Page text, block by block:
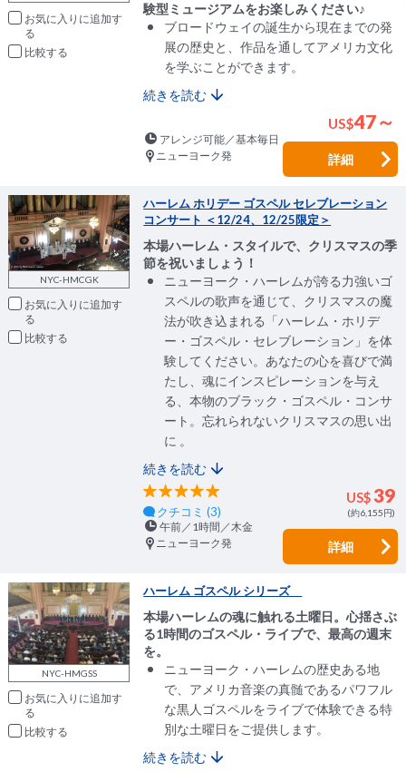
お気に入りに追加
比較
験型ミュージアムをお楽しみください♪
ブロードウェイの誕生から現在までの発
展の歴史と、作品を通してアメリカ文化
を学ぶことができます。
続きを読む
US$47～
アレンジ可能／基本毎日
ニューヨーク発
詳細
NYC-HMCGK
お気に入りに追加
比較
ハーレム ホリデー ゴスペル セレブレーション
コンサート ＜12/24、12/25限定＞
本場ハーレム・スタイルで、クリスマスの季
節を祝いましょう！
ニューヨーク・ハーレムが誇る力強いゴ
スペルの歌声を通じて、クリスマスの魔
法が吹き込まれる「ハーレム・ホリデ
ー・ゴスペル・セレブレーション」を体
験してください。あなたの心を喜びで満
たし、魂にインスピレーションを与え
る、本物のブラック・ゴスペル・コンサ
ート。忘れられないクリスマスの思い出
に 。
続きを読む
クチコミ (3)
US$39
(約6,155円)
午前／1時間／木金
ニューヨーク発
詳細
NYC-HMGSS
お気に入りに追加
比較
ハーレム ゴスペル シリーズ
本場ハーレムの魂に触れる土曜日。心揺さぶ
る1時間のゴスペル・ライブで、最高の週末
を。
ニューヨーク・ハーレムの歴史ある地
で、アメリカ音楽の真髄であるパワフル
な黒人ゴスペルをライブで体験できる特
別な土曜日をご提供します。
続きを読む